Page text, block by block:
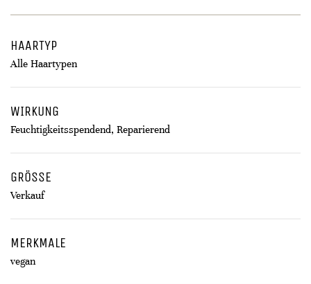
HAARTYP
Alle Haartypen
WIRKUNG
Feuchtigkeitsspendend, Reparierend
GRÖSSE
Verkauf
MERKMALE
vegan